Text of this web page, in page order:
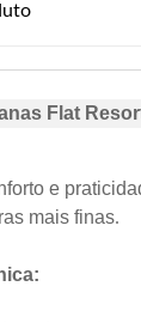
Flat
e
mais finas.